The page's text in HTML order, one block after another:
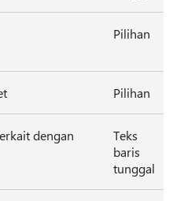
Pilihan
Pilihan
dengan
Teks
baris
tunggal